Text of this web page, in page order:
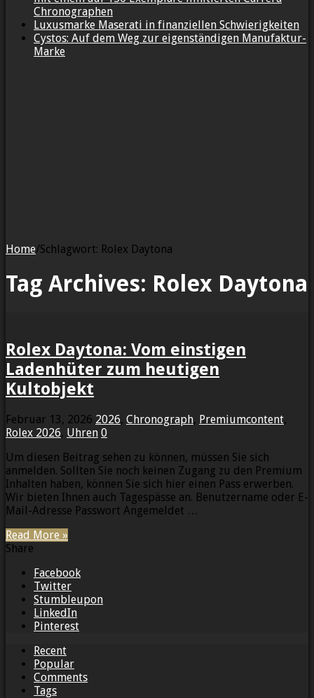
Chronographen
Luxusmarke Maserati in finanziellen Schwierigkeiten
Cystos: Auf dem Weg zur eigenständigen Manufaktur-
Marke
Home/Schlagwort: Rolex Daytona
Tag Archives: Rolex Daytona
Rolex Daytona: Vom einstigen
Ladenhüter zum heutigen
Kultobjekt
Februar 13, 2026 2026, Chronograph, Premiumcontent,
Rolex 2026, Uhren 0
Um diesen Beitrag sehen zu können, müssen Sie sich
anmelden. Sollten Sie noch keinen Zugang zu den Premium
Inhalten haben, können Sie sich hier einen Pass erwerben.
Wir bieten Ihnen auch Tagespässe an. Benutzername oder E-
Mail-Adresse Passwort Angemeldet …
Read More »
Share
Facebook
Twitter
Stumbleupon
LinkedIn
Pinterest
Recent
Popular
Comments
Tags